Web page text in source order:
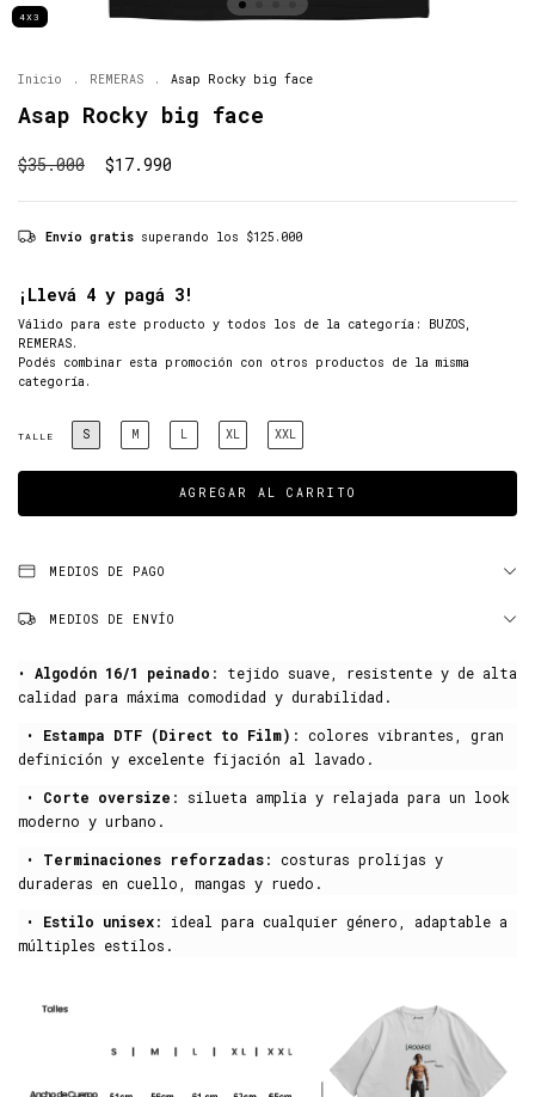
4X3
Inicio . REMERAS . Asap Rocky big face
Asap Rocky big face
$35.000 $17.990
Envío gratis superando los $125.000
¡Llevá 4 y pagá 3!
Válido para este producto y todos los de la categoría: BUZOS,
REMERAS.
Podés combinar esta promoción con otros productos de la misma
categoría.
TALLE S M L XL XXL
MEDIOS DE PAGO
MEDIOS DE ENVÍO
• Algodón 16/1 peinado : tejido suave, resistente y de alta
calidad para máxima comodidad y durabilidad.
•
Estampa DTF (Direct to Film) : colores vibrantes, gran
definición y excelente fijación al lavado.
•
Corte oversize : silueta amplia y relajada para un look
moderno y urbano.
•
Terminaciones reforzadas: costuras prolijas y
duraderas en cuello, mangas y ruedo.
•
Estilo unisex: ideal para cualquier género, adaptable a
múltiples estilos.